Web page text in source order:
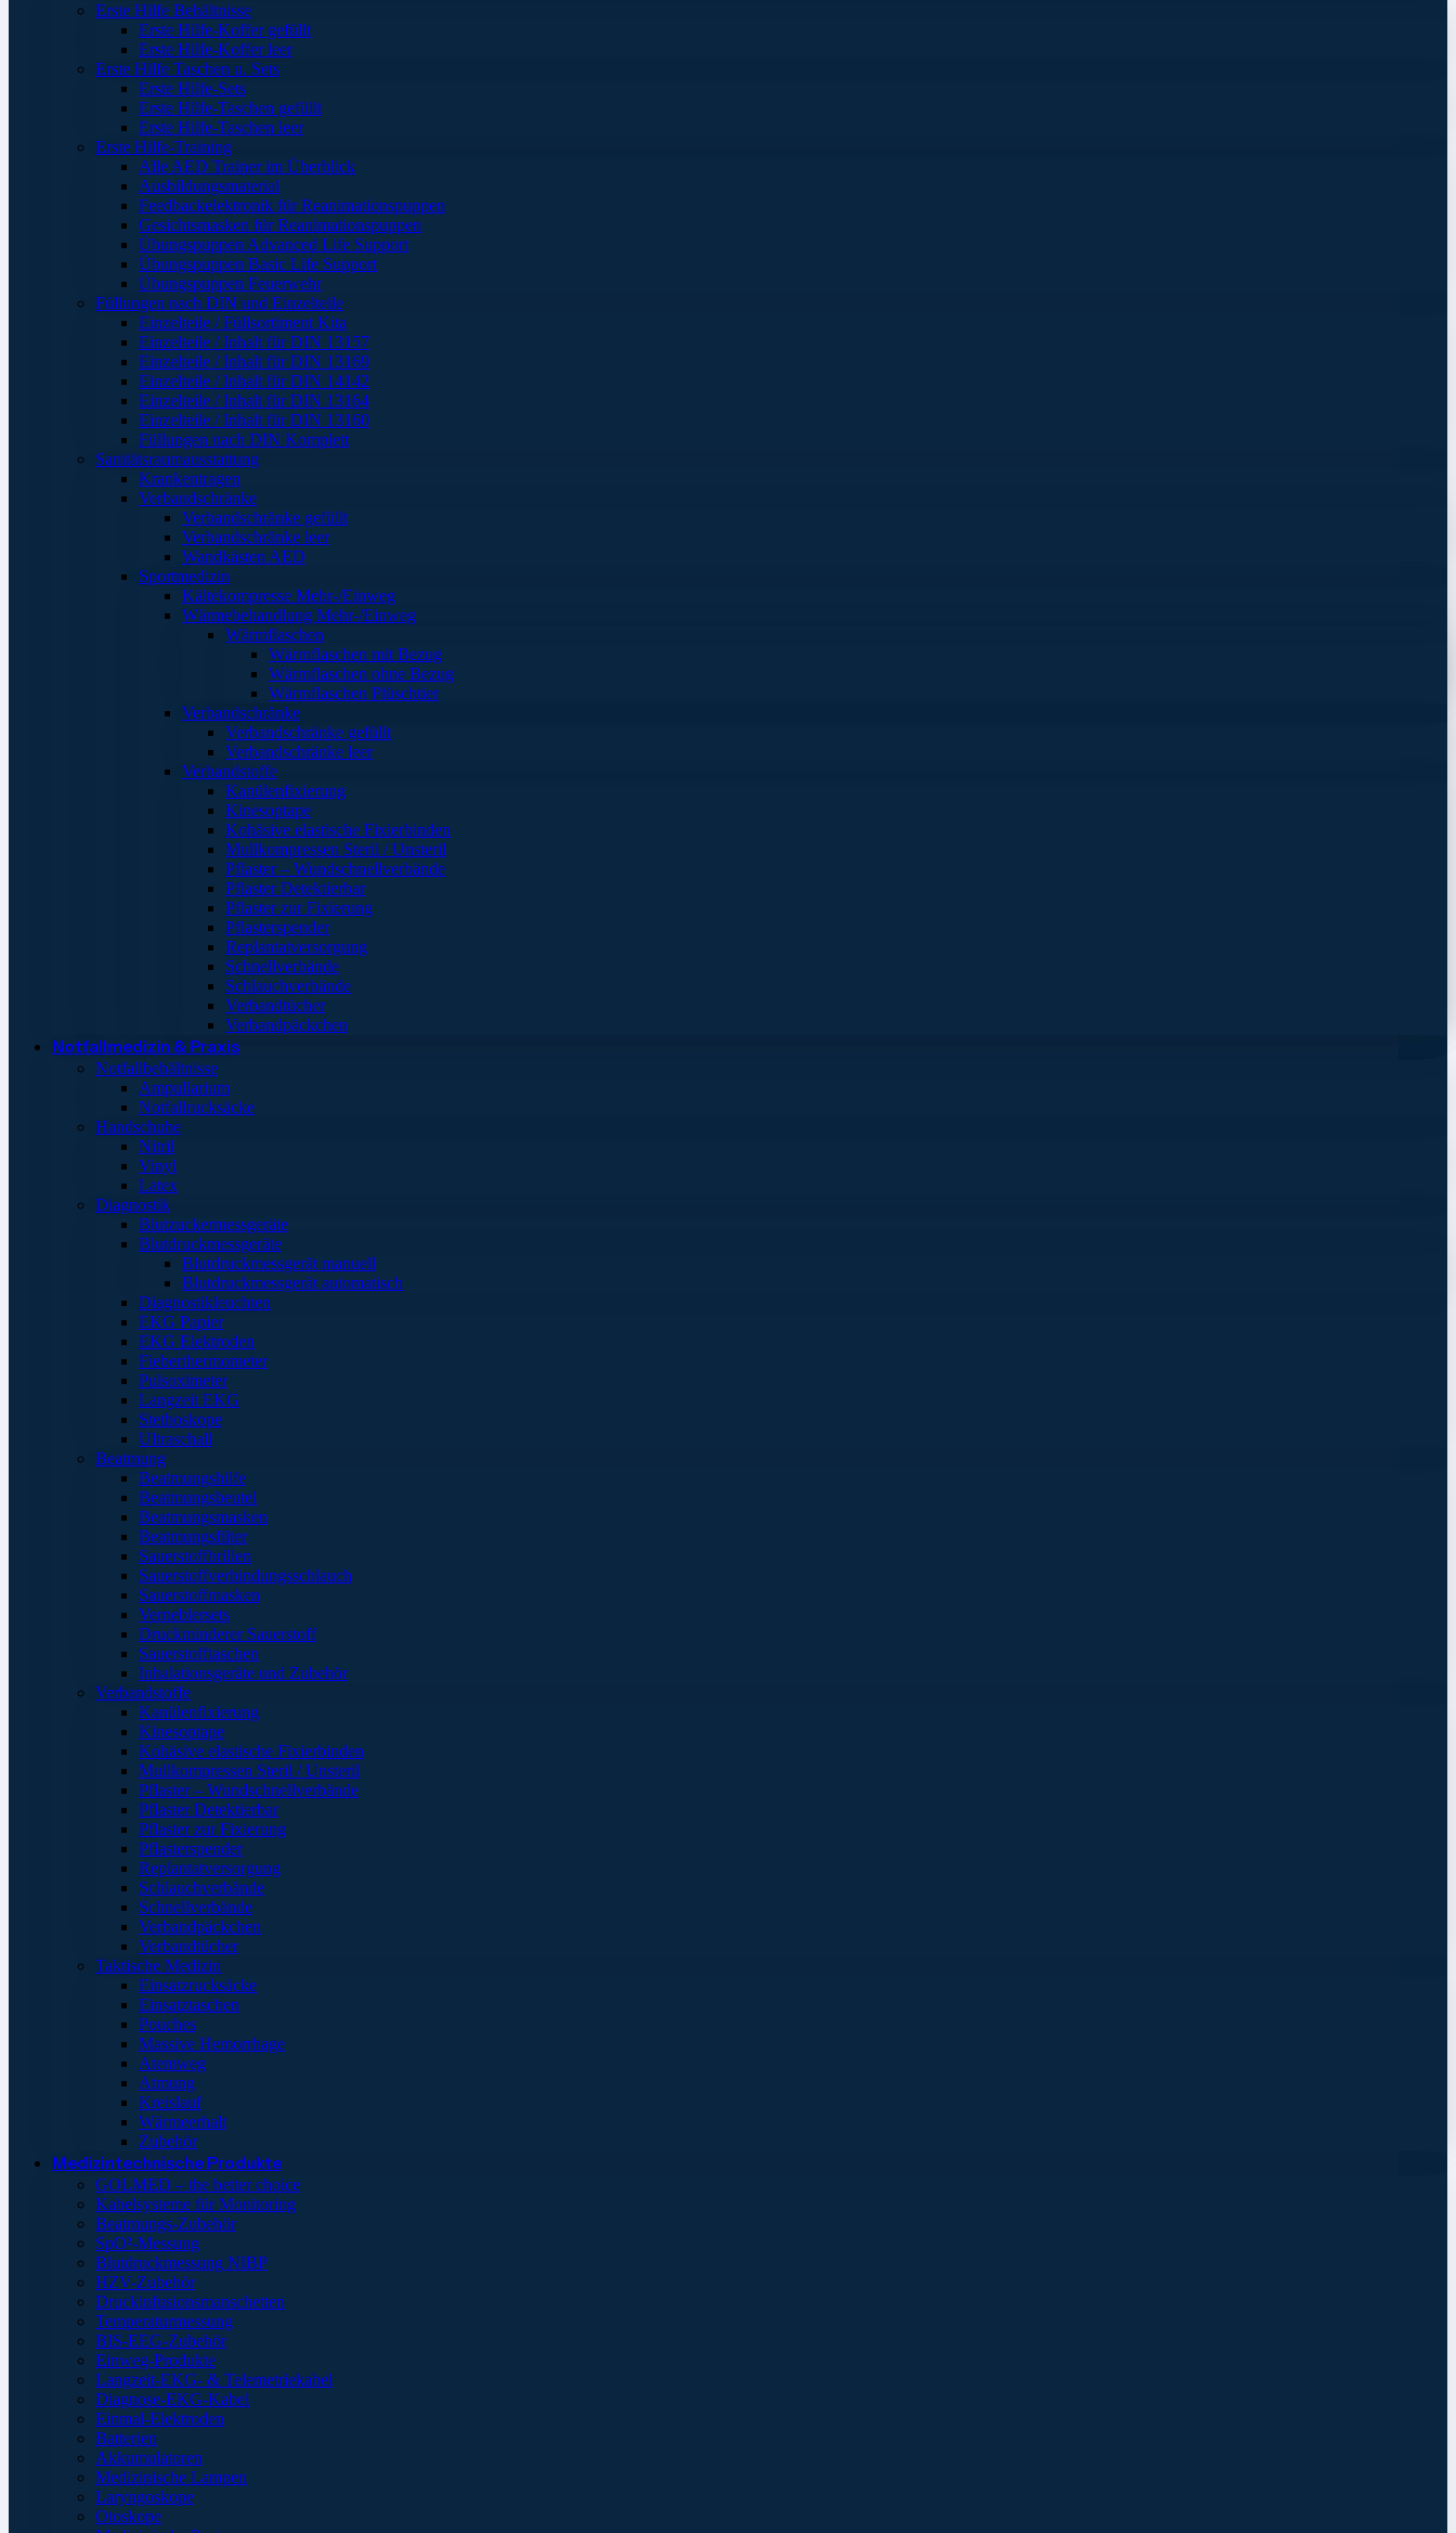
Erste Hilfe Behältnisse
Erste Hilfe-Koffer gefüllt
Erste Hilfe-Koffer leer
Erste Hilfe Taschen u. Sets
Erste Hilfe-Sets
Erste Hilfe-Taschen gefüllt
Erste Hilfe-Taschen leer
Erste Hilfe-Training
Alle AED Trainer im Überblick
Ausbildungsmaterial
Feedbackelektronik für Reanimationspuppen
Gesichtsmasken für Reanimationspuppen
Übungspuppen Advanced Life Support
Übungspuppen Basic Life Support
Übungspuppen Feuerwehr
Füllungen nach DIN und Einzelteile
Einzelteile / Füllsortiment Kita
Einzelteile / Inhalt für DIN 13157
Einzelteile / Inhalt für DIN 13169
Einzelteile / Inhalt für DIN 14142
Einzelteile / Inhalt für DIN 13164
Einzelteile / Inhalt für DIN 13160
Füllungen nach DIN Komplett
Sanitätsraumausstattung
Krankentragen
Verbandschränke
Verbandschränke gefüllt
Verbandschränke leer
Wandkästen AED
Sportmedizin
Kältekompresse Mehr-/Einweg
Wärmebehandlung Mehr-/Einweg
Wärmflaschen
Wärmflaschen mit Bezug
Wärmflaschen ohne Bezug
Wärmflaschen Plüschtier
Verbandschränke
Verbandschränke gefüllt
Verbandschränke leer
Verbandstoffe
Kanülenfixierung
Kinesoptape
Kohäsive elastische Fixierbinden
Mullkompressen Steril / Unsteril
Pflaster – Wundschnellverbände
Pflaster Detektierbar
Pflaster zur Fixierung
Pflasterspender
Replantatversorgung
Schnellverbände
Schlauchverbände
Verbandtücher
Verbandpäckchen
Notfallmedizin & Praxis
Notfallbehältnisse
Ampullarium
Notfallrucksäcke
Handschuhe
Nitril
Vinyl
Latex
Diagnostik
Blutzuckermessgeräte
Blutdruckmessgeräte
Blutdruckmessgerät manuell
Blutdruckmessgerät automatisch
Diagnostikleuchten
EKG Papier
EKG Elektroden
Fieberthermometer
Pulsoximeter
Langzeit EKG
Stethoskope
Ultraschall
Beatmung
Beatmungshilfe
Beatmungsbeutel
Beatmungsmasken
Beatmungsfilter
Sauerstoffbrillen
Sauerstoffverbindungsschlauch
Sauerstoffmasken
Verneblersets
Druckminderer Sauerstoff
Sauerstofftaschen
Inhalationsgeräte und Zubehör
Verbandstoffe
Kanülenfixierung
Kinesoptape
Kohäsive elastische Fixierbinden
Mullkompressen Steril / Unsteril
Pflaster – Wundschnellverbände
Pflaster Detektierbar
Pflaster zur Fixierung
Pflasterspender
Replantatversorgung
Schlauchverbände
Schnellverbände
Verbandpäckchen
Verbandtücher
Taktische Medizin
Einsatzrucksäcke
Einsatztaschen
Pouches
Massive Hemorrhage
Atemweg
Atmung
Kreislauf
Wärmeerhalt
Zubehör
Medizintechnische Produkte
GOLMED – the better choice
Kabelsysteme für Monitoring
Beatmungs-Zubehör
SpO²-Messung
Blutdruckmessung NIBP
HZV-Zubehör
Druckinfusionsmanschetten
Temperaturmessung
BIS-EEG-Zubehör
Einweg-Produkte
Langzeit-EKG- & Telemetriekabel
Diagnose-EKG-Kabel
Einmal-Elektroden
Batterien
Akkumulatoren
Medizinische Lampen
Laryngoskope
Otoskope